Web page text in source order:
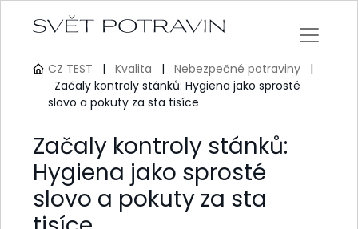
CZ TEST | Kvalita | Nebezpečné potraviny
|
Začaly kontroly stánků: Hygiena jako sprosté
slovo a pokuty za sta tisíce
Začaly kontroly stánků:
Hygiena jako sprosté
slovo a pokuty za sta